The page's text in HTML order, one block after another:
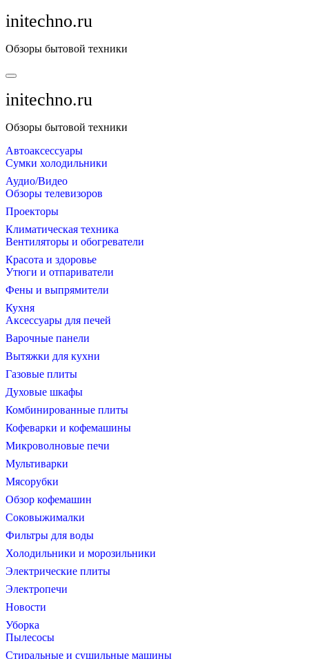
Перейти
к
initechno.ru
Обзоры бытовой техники
initechno.ru
Обзоры бытовой техники
Автоаксессуары
Сумки холодильники
Аудио/Видео
Обзоры телевизоров
Проекторы
Климатическая техника
Вентиляторы и обогреватели
Красота и здоровье
Утюги и отпариватели
Фены и выпрямители
Кухня
Аксессуары для печей
Варочные панели
Вытяжки для кухни
Газовые плиты
Духовые шкафы
Комбинированные плиты
Кофеварки и кофемашины
Микроволновые печи
Мультиварки
Мясорубки
Обзор кофемашин
Соковыжималки
Фильтры для воды
Холодильники и морозильники
Электрические плиты
Электропечи
Новости
Уборка
Пылесосы
Стиральные и сушильные машины